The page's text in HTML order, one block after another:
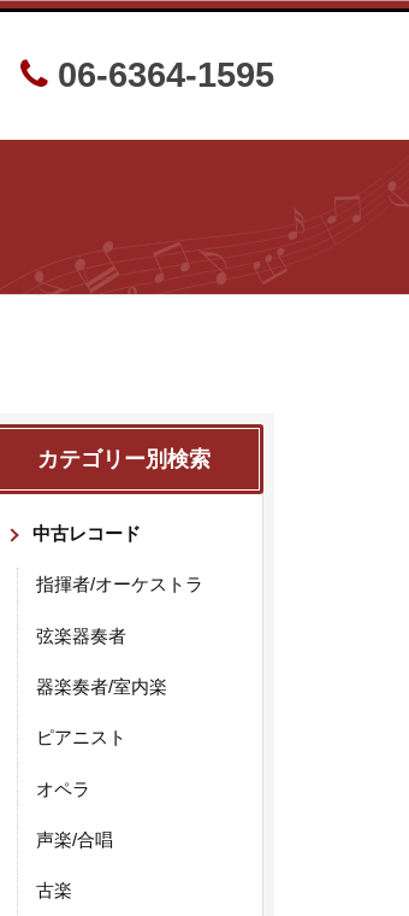
06-6364-1595
カテゴリー別検索
中古レコード
指揮者/オーケストラ
弦楽器奏者
器楽奏者/室内楽
ピアニスト
オペラ
声楽/合唱
古楽